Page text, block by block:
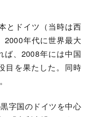
とドイツ（当時は西
2000年代に世界最大
ば、2008年には中国
目を果たした。同時
字国のドイツを中心